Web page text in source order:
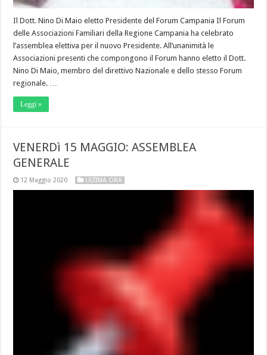
Il Dott. Nino Di Maio eletto Presidente del Forum Campania Il Forum
delle Associazioni Familiari della Regione Campania ha celebrato
l’assemblea elettiva per il nuovo Presidente. All’unanimità le
Associazioni presenti che compongono il Forum hanno eletto il Dott.
Nino Di Maio, membro del direttivo Nazionale e dello stesso Forum
regionale. …
Leggi »
VENERDì 15 MAGGIO: ASSEMBLEA
GENERALE
12 Maggio 2020 ULTIMA ORA